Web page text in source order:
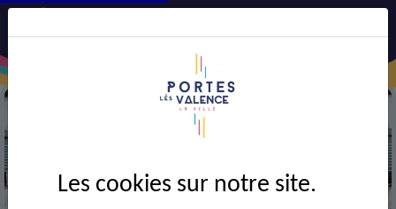
Les cookies sur notre site.